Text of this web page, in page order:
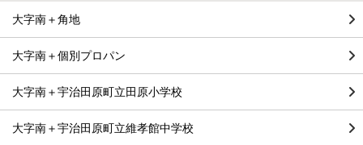
大字南＋角地
大字南＋個別プロパン
大字南＋宇治田原町立田原小学校
大字南＋宇治田原町立維孝館中学校